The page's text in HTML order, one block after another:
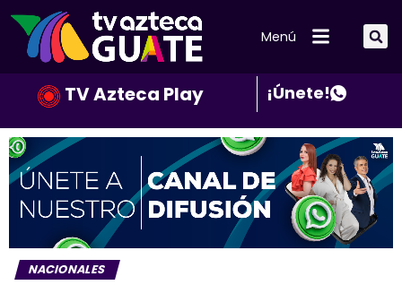
Menú
TV Azteca Play ¡Únete!
NACIONALES